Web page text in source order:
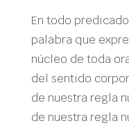
En todo
palabra que
núcleo de toda
del sentido
de nuestra regla
de nuestra regla